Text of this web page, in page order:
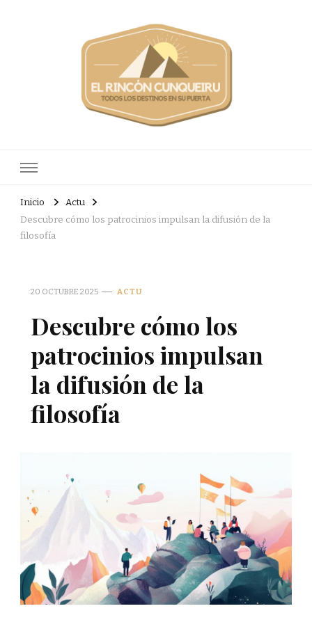
Inicio
Actu
Descubre cómo los patrocinios impulsan la difusión de la
filosofía
20 OCTUBRE 2025 ACTU
Descubre cómo los
patrocinios impulsan
la difusión de la
filosofía